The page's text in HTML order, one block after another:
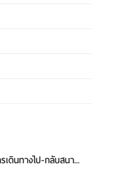
เดินทางไป-กลับสนา...